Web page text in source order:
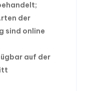
der
sind online
auf der